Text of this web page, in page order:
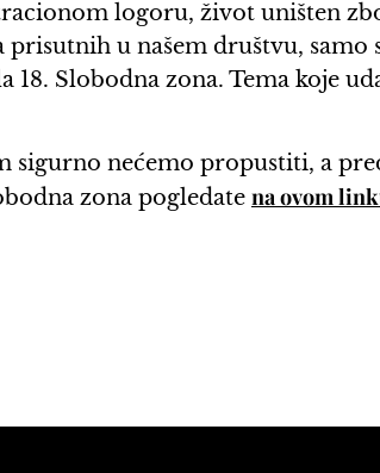
logoru, život uništen
u našem društvu, samo
Slobodna zona. Tema koje
sigurno nećemo propustiti, a
zona pogledate na ovom